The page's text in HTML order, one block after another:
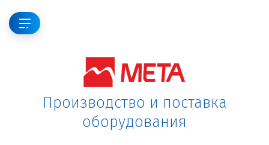
Производство и поставка
оборудования